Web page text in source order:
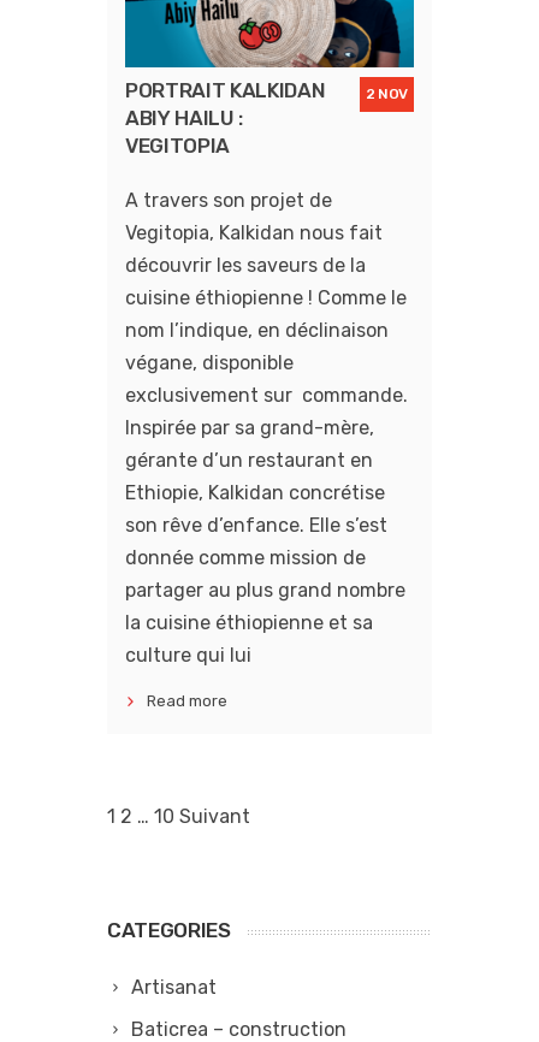
2 NOV
PORTRAIT KALKIDAN
ABIY HAILU :
VEGITOPIA
A travers son projet de
Vegitopia, Kalkidan nous fait
découvrir les saveurs de la
cuisine éthiopienne ! Comme le
nom l’indique, en déclinaison
végane, disponible
exclusivement sur commande.
Inspirée par sa grand-mère,
gérante d’un restaurant en
Ethiopie, Kalkidan concrétise
son rêve d’enfance. Elle s’est
donnée comme mission de
partager au plus grand nombre
la cuisine éthiopienne et sa
culture qui lui
Read more
NAVIGATION
1 2 … 10 Suivant
CATEGORIES
Artisanat
Baticrea – construction